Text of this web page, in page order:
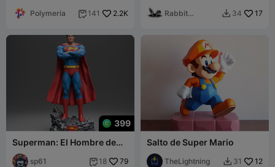
Polymeria
Polymeria  141 2.2K
Rabbit
 34 17
399
Superman: El Hombre de
Acero
sp61  18 79
Salto de Super Mario
TheLightning  31 12